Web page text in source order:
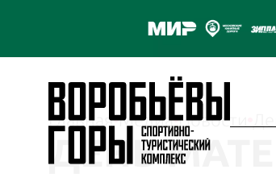
Главная Медиа Новости
ДЕНЬ